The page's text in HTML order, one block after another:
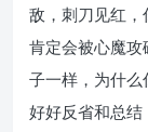
敌，刺刀见红
肯定会被心魔
子一样，为什
好好反省和总